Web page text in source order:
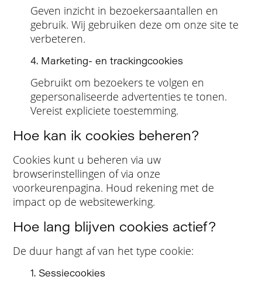
Geven inzicht in bezoekersaantallen en
gebruik. Wij gebruiken deze om onze site te
verbeteren.
4. Marketing- en trackingcookies
Gebruikt om bezoekers te volgen en
gepersonaliseerde advertenties te tonen.
Vereist expliciete toestemming.
Hoe kan ik cookies beheren?
Cookies kunt u beheren via uw
browserinstellingen of via onze
voorkeurenpagina. Houd rekening met de
impact op de websitewerking.
Hoe lang blijven cookies actief?
De duur hangt af van het type cookie:
1. Sessiecookies